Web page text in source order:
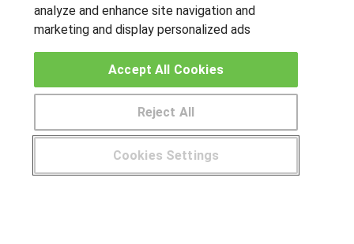
OTROS GRUPOS DE INTERES
Muro de los idiomas
Hablemos de empleo
Locos por las becas
CENTROS DE FORMACIÓN
¿Tienes alguna duda? 900 264 357
analyze and enhance site navigation and
marketing and display personalized ads
Cookies Settings
Reject All
Accept All Cookies